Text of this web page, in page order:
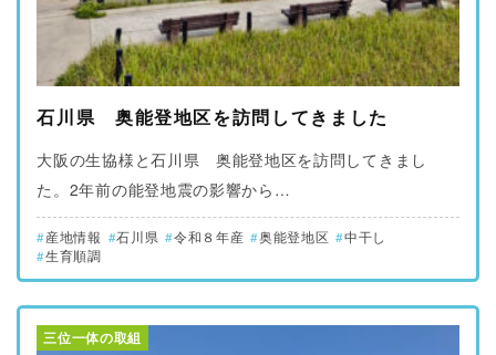
石川県 奥能登地区を訪問してきました
大阪の生協様と石川県 奥能登地区を訪問してきまし
た。2年前の能登地震の影響から…
産地情報 石川県 令和８年産 奥能登地区
中干し
生育順調
三位一体の取組